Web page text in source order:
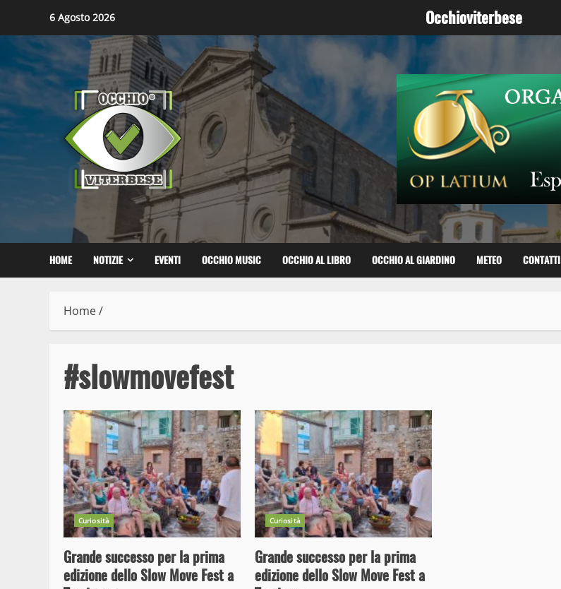
content
6 Agosto 2026 Occhioviterbese
HOME NOTIZIE EVENTI OCCHIO MUSIC OCCHIO AL LIBRO OCCHIO AL GIARDINO METEO CONTATTI
Home/
#slowmovefest
Curiosità
Grande successo per la prima
edizione dello Slow Move Fest a
Curiosità
Grande successo per la prima
edizione dello Slow Move Fest a